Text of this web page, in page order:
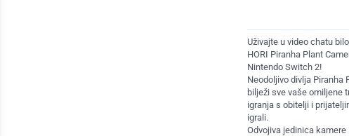
Uživajte u video chatu
HORI Piranha Plant
Nintendo Switch 2!
Neodoljivo divlja Piranha
bilježi sve vaše omiljene
igranja s obitelji i
igrali.
Odvojiva jedinica kamere